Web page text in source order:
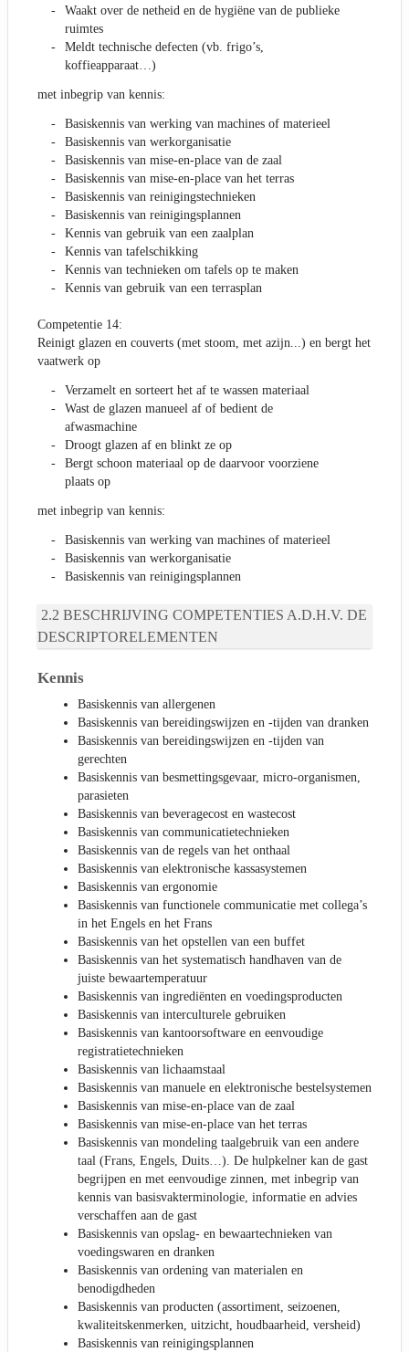
Waakt over de netheid en de hygiëne van de publieke
ruimtes
Meldt technische defecten (vb. frigo’s,
koffieapparaat…)
met inbegrip van kennis:
Basiskennis van werking van machines of materieel
Basiskennis van werkorganisatie
Basiskennis van mise-en-place van de zaal
Basiskennis van mise-en-place van het terras
Basiskennis van reinigingstechnieken
Basiskennis van reinigingsplannen
Kennis van gebruik van een zaalplan
Kennis van tafelschikking
Kennis van technieken om tafels op te maken
Kennis van gebruik van een terrasplan
Competentie 14:
Reinigt glazen en couverts (met stoom, met azijn...) en bergt het
vaatwerk op
Verzamelt en sorteert het af te wassen materiaal
Wast de glazen manueel af of bedient de
afwasmachine
Droogt glazen af en blinkt ze op
Bergt schoon materiaal op de daarvoor voorziene
plaats op
met inbegrip van kennis:
Basiskennis van werking van machines of materieel
Basiskennis van werkorganisatie
Basiskennis van reinigingsplannen
BESCHRIJVING COMPETENTIES A.D.H.V. DE
DESCRIPTORELEMENTEN
Kennis
Basiskennis van allergenen
Basiskennis van bereidingswijzen en -tijden van dranken
Basiskennis van bereidingswijzen en -tijden van
gerechten
Basiskennis van besmettingsgevaar, micro-organismen,
parasieten
Basiskennis van beveragecost en wastecost
Basiskennis van communicatietechnieken
Basiskennis van de regels van het onthaal
Basiskennis van elektronische kassasystemen
Basiskennis van ergonomie
Basiskennis van functionele communicatie met collega’s
in het Engels en het Frans
Basiskennis van het opstellen van een buffet
Basiskennis van het systematisch handhaven van de
juiste bewaartemperatuur
Basiskennis van ingrediënten en voedingsproducten
Basiskennis van interculturele gebruiken
Basiskennis van kantoorsoftware en eenvoudige
registratietechnieken
Basiskennis van lichaamstaal
Basiskennis van manuele en elektronische bestelsystemen
Basiskennis van mise-en-place van de zaal
Basiskennis van mise-en-place van het terras
Basiskennis van mondeling taalgebruik van een andere
taal (Frans, Engels, Duits…). De hulpkelner kan de gast
begrijpen en met eenvoudige zinnen, met inbegrip van
kennis van basisvakterminologie, informatie en advies
verschaffen aan de gast
Basiskennis van opslag- en bewaartechnieken van
voedingswaren en dranken
Basiskennis van ordening van materialen en
benodigdheden
Basiskennis van producten (assortiment, seizoenen,
kwaliteitskenmerken, uitzicht, houdbaarheid, versheid)
Basiskennis van reinigingsplannen